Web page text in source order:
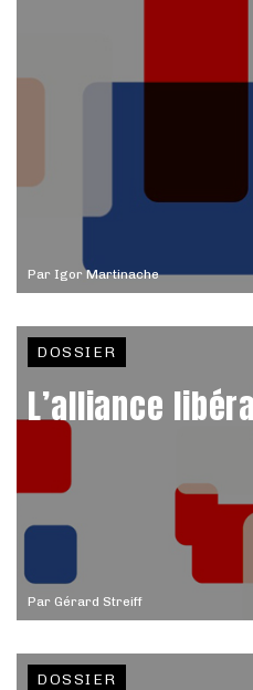
Par Igor Martinache
Par Gérard Streiff
DOSSIER
L’alliance
DOSSIER